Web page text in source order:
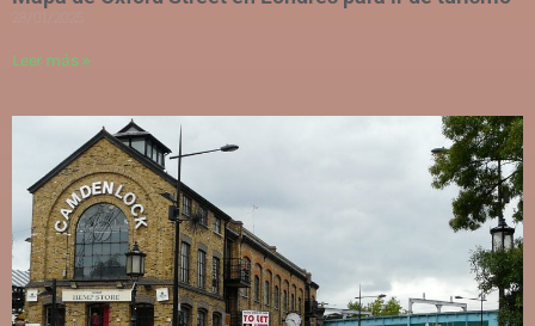
Leer más »